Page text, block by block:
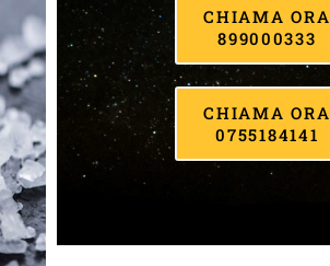
CHIAMA ORA
899000333
CHIAMA ORA
0755184141